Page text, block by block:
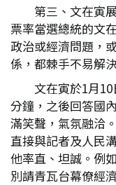
第三、文在寅
票率當選總統的文
政治或經濟問題，
係，都棘手不易解
文在寅於1月
分鐘，之後回答國
滿笑聲，氣氛融洽
直接與記者及人民
他率直、坦誠。例
別請青瓦台幕僚經